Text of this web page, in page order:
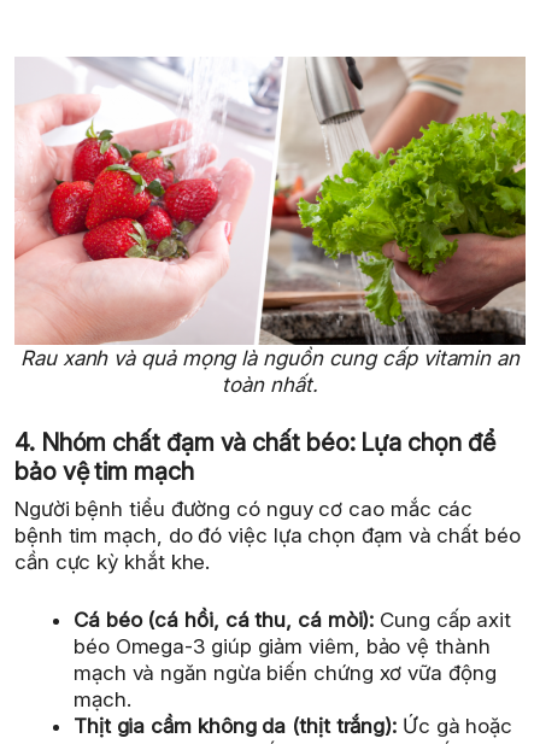
Rau xanh và quả mọng là nguồn cung cấp vitamin an
toàn nhất.
4. Nhóm chất đạm và chất béo: Lựa chọn để
bảo vệ tim mạch
Người bệnh tiểu đường có nguy cơ cao mắc các
bệnh tim mạch, do đó việc lựa chọn đạm và chất béo
cần cực kỳ khắt khe.
Cá béo (cá hồi, cá thu, cá mòi): Cung cấp axit
béo Omega-3 giúp giảm viêm, bảo vệ thành
mạch và ngăn ngừa biến chứng xơ vữa động
mạch.
Thịt gia cầm không da (thịt trắng): Ức gà hoặc